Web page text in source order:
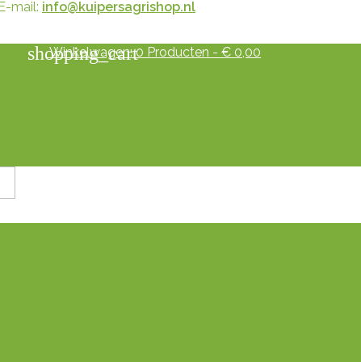
mail: info@kuipersagrishop.nl
shopping_cart
Winkelwagen: 0 Producten - € 0,00